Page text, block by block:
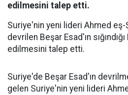
edilmesini talep etti.
Suriye'nin yeni lideri Ahmed eş-
devrilen Beşar Esad'ın
edilmesini talep etti.
Suriye'de Beşar Esad'ın
gelen Suriye'nin yeni lideri